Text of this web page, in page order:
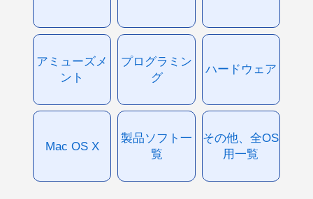
アミューズメ
ント
プログラミン
グ
ハードウェア
Mac OS X
製品ソフト一
覧
その他、全OS
用一覧